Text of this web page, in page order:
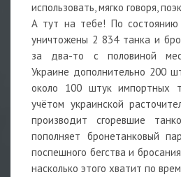
использовать, мягко говоря,
А тут на тебе! По
уничтожены 2 834 танка и
за два-то с половиной
Украине дополнительно 200
около 100 штук импортных
учётом украинской
производит сгоревшие
пополняет бронетанковый
поспешного бегства и
насколько этого хватит по